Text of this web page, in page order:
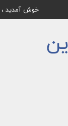
خوش آمدید ،